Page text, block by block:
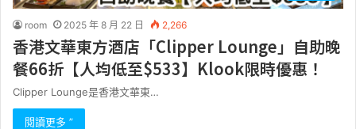
room 2025 年 8 月 22 日 2,266
香港文華東方酒店「Clipper Lounge」自助晚
餐66折【人均低至$533】Klook限時優惠！
Clipper Lounge是香港文華東…
閱讀更多 ”